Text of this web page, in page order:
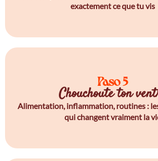
exactement ce que tu vis
Paso 5
Chouchoute ton
Alimentation, inflammation, routines :
qui changent vraiment la